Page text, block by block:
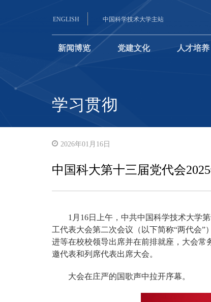
ENGLISH 中国科学技术大学主站
新闻博览 党建文化 人才培养
学习贯彻
2026年01月16日
中国科大第十三届党代会
1月16日上午，中共中国科学技术大学
工代表大会第二次会议（以下简称“两代会
进等在校校领导出席并在前排就座，大会常
邀代表和列席代表出席大会。
大会在庄严的国歌声中拉开序幕。